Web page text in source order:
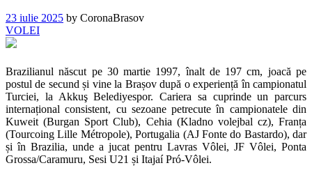
23 iulie 2025 by CoronaBrasov
VOLEI
Brazilianul născut pe 30 martie 1997, înalt de 197 cm, joacă pe
postul de secund și vine la Brașov după o experiență în campionatul
Turciei, la Akkuş Belediyespor. Cariera sa cuprinde un parcurs
internațional consistent, cu sezoane petrecute în campionatele din
Kuweit (Burgan Sport Club), Cehia (Kladno volejbal cz), Franța
(Tourcoing Lille Métropole), Portugalia (AJ Fonte do Bastardo), dar
și în Brazilia, unde a jucat pentru Lavras Vôlei, JF Vôlei, Ponta
Grossa/Caramuru, Sesi U21 și Itajaí Pró-Vôlei.